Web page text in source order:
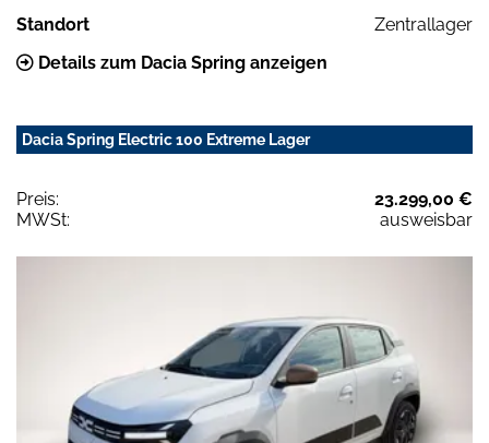
Standort
Zentrallager
Details zum Dacia Spring anzeigen
Dacia Spring Electric 100 Extreme Lager
Preis:
23.299,00 €
MWSt:
ausweisbar